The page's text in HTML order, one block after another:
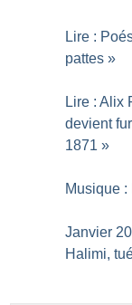
Lire :
pattes »
Lire : Alix
devient
1871 »
Musique :
Janvier
Halimi,